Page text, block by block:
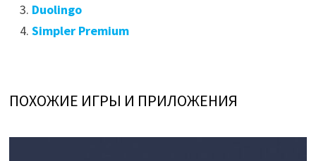
Duolingo
Simpler Premium
ПОХОЖИЕ ИГРЫ И ПРИЛОЖЕНИЯ